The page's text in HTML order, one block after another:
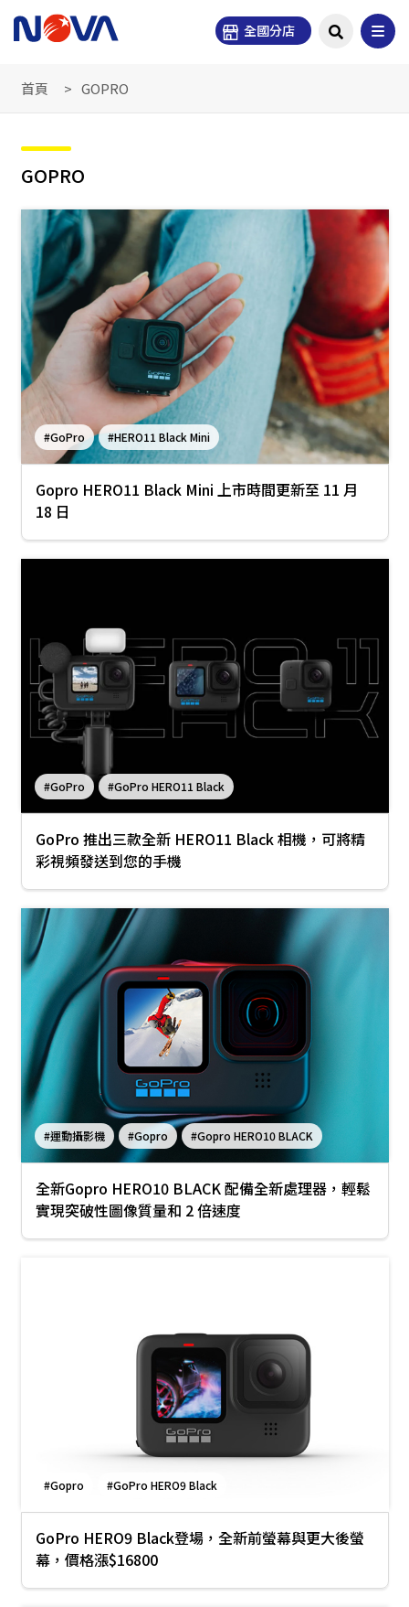
全國分店
首頁 GOPRO
GOPRO
#GoPro #HERO11 Black Mini
Gopro HERO11 Black Mini 上市時間更新至 11 月
18 日
#GoPro
#GoPro HERO11 Black
#GoPro HERO11 Black Mini
GoPro 推出三款全新 HERO11 Black 相機，可將精
彩視頻發送到您的手機
#運動攝影機 #Gopro #Gopro HERO10 BLACK
全新Gopro HERO10 BLACK 配備全新處理器，輕鬆
實現突破性圖像質量和 2 倍速度
#Gopro #GoPro HERO9 Black
GoPro HERO9 Black登場，全新前螢幕與更⼤後螢
幕，價格漲$16800